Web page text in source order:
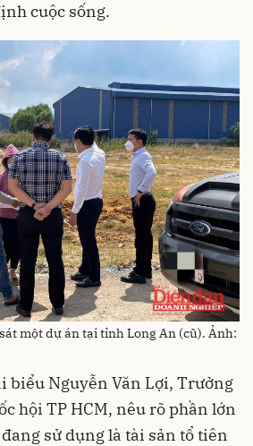
cuộc sống.
một dự án tại tỉnh Long An (cũ). Ảnh:
biểu Nguyễn Văn Lợi, Trưởng
hội TP HCM, nêu rõ phần lớn
sử dụng là tài sản tổ tiên